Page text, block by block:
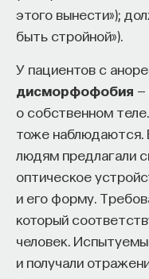
этого вынести»);
быть стройной»).
У пациентов с
дисморфофобия —
о собственном
тоже наблюдаются.
людям предлагали
оптическое
и его форму.
который
человек.
и получали